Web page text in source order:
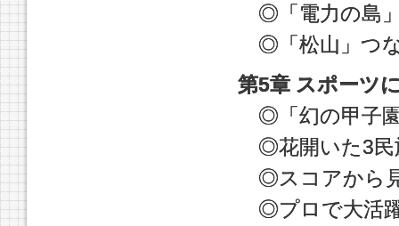
◎「電力の島
◎「松山」つ
第5章 スポーツ
◎「幻の甲子
◎花開いた3民
◎スコアから
◎プロで大活